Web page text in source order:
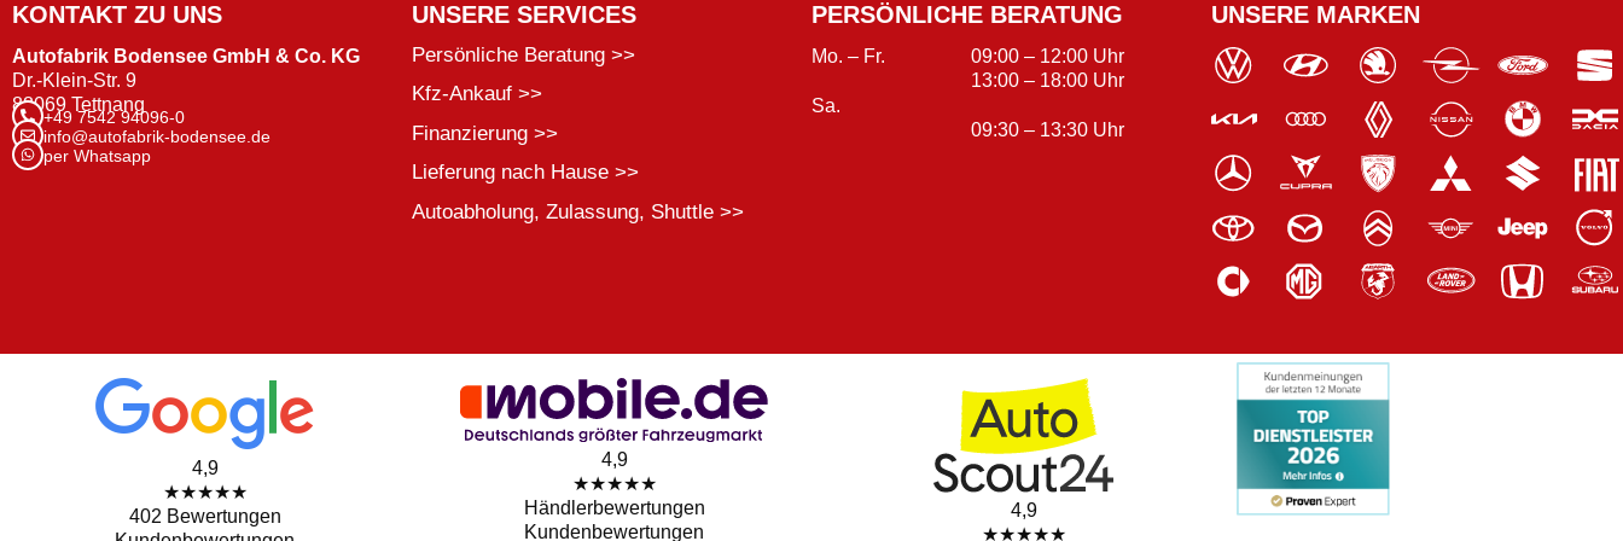
KONTAKT ZU UNS
Autofabrik Bodensee GmbH & Co. KG
Dr.-Klein-Str. 9
88069 Tettnang
+49 7542 94096-0
info@autofabrik-bodensee.de
per Whatsapp
UNSERE SERVICES
Persönliche Beratung >>
Kfz-Ankauf >>
Finanzierung >>
Lieferung nach Hause >>
Autoabholung, Zulassung, Shuttle >>
PERSÖNLICHE BERATUNG
Mo. – Fr.
Sa.
09:00 – 12:00 Uhr
13:00 – 18:00 Uhr
09:30 – 13:30 Uhr
UNSERE MARKEN
4,9
★★★★★
402 Bewertungen
4,9
★★★★★
Händlerbewertungen
Kundenbewertungen
4,9
★★★★★